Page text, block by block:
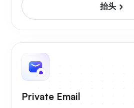
抬头
Private Email